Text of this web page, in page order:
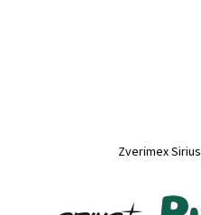
Zverimex Sirius